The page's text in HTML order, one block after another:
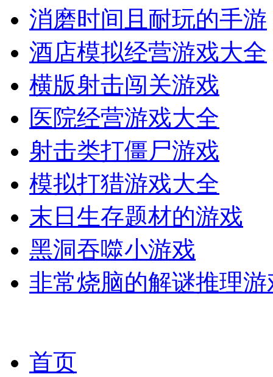
消磨时间且耐玩的手游
酒店模拟经营游戏大全
横版射击闯关游戏
医院经营游戏大全
射击类打僵尸游戏
模拟打猎游戏大全
末日生存题材的游戏
黑洞吞噬小游戏
非常烧脑的解谜推理游
首页